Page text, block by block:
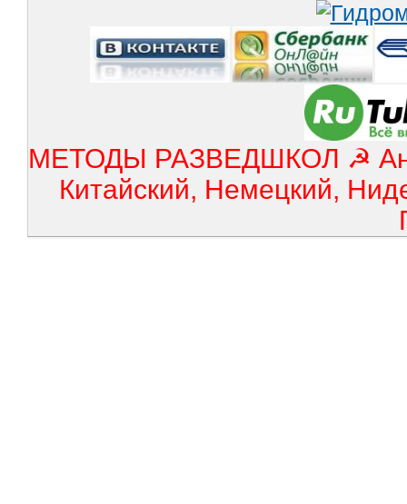
МЕТОДЫ РАЗВЕДШКОЛ ☭
Китайский, Немецкий,